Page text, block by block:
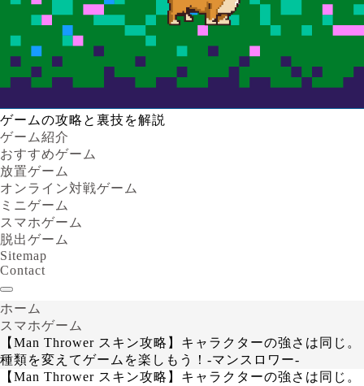
ゲームの攻略と裏技を解説
ゲーム紹介
おすすめゲーム
放置ゲーム
オンライン対戦ゲーム
ミニゲーム
スマホゲーム
脱出ゲーム
Sitemap
Contact
ホーム
スマホゲーム
【Man Thrower スキン攻略】キャラクターの強さは同じ。
種類を変えてゲームを楽しもう！-マンスロワー-
【Man Thrower スキン攻略】キャラクターの強さは同じ。